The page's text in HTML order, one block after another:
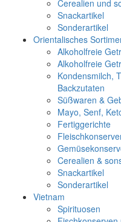
Cerealien und
Snackartikel
Sonderartikel
Orientalisches
Alkoholfreie
Alkoholfreie
Kondensmilch,
Backzutaten
Süßwaren &
Mayo, Senf,
Fertiggerichte
Cerealien &
Snackartikel
Sonderartikel
Vietnam
Spirituosen